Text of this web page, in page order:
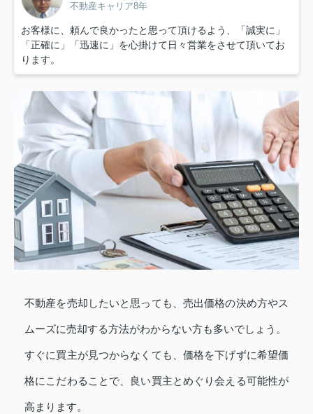
不動産キャリア8年
お客様に、頼んで良かったと思って頂けるよう、「誠実に」
「正確に」「迅速に」を心掛けて日々営業をさせて頂いてお
ります。
不動産を売却したいと思っても、売出価格の決め方やス
ムーズに売却する方法がわからない方も多いでしょう。
すぐに買主が見つからなくても、価格を下げずに希望価
格にこだわることで、良い買主とめぐり会える可能性が
高まります。